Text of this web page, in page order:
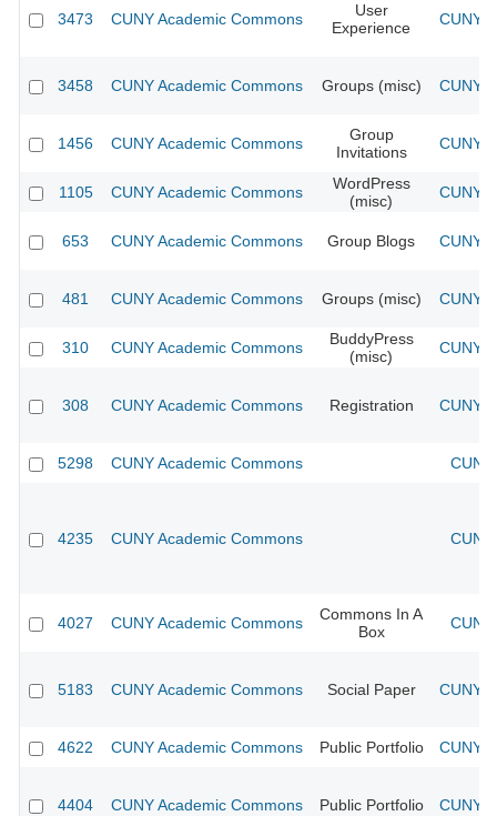
3473 CUNY Academic Commons
User
Experience
CUNY
3458 CUNY Academic Commons Groups (misc) CUNY
1456 CUNY Academic Commons
Group
Invitations
CUNY
1105 CUNY Academic Commons
WordPress
(misc)
CUNY
653 CUNY Academic Commons Group Blogs CUNY
481 CUNY Academic Commons Groups (misc) CUNY
310 CUNY Academic Commons
BuddyPress
(misc)
CUNY
308 CUNY Academic Commons Registration CUNY
5298 CUNY Academic Commons
4235 CUNY Academic Commons
4027 CUNY Academic Commons
Commons In A
Box
5183 CUNY Academic Commons Social Paper CUNY
4622 CUNY Academic Commons Public Portfolio CUNY
4404 CUNY Academic Commons Public Portfolio CUNY